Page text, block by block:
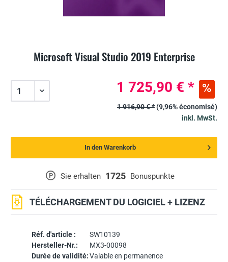
Microsoft Visual Studio 2019 Enterprise
Réf. d'article :
SW10139
Hersteller-Nr.:
MX3-00098
Durée de validité:Valable en permanence
P Sie erhalten 1725 Bonuspunkte
TÉLÉCHARGEMENT DU LOGICIEL + LIZENZ
1 725,90 € *
1 916,90 € *(9,96% économisé)
inkl. MwSt.
In den Warenkorb